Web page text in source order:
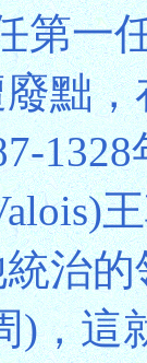
第一
黜
治
)，